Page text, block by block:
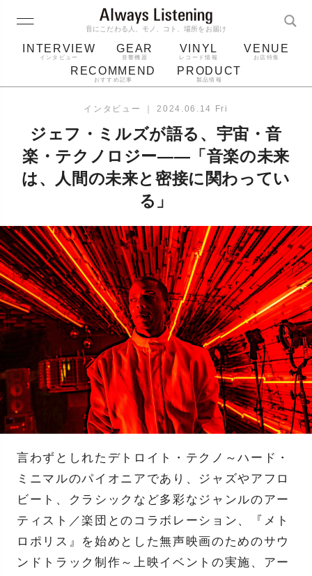
音にこだわる人、モノ、コト、場所をお届け
INTERVIEW
インタビュー
GEAR
音響機器
VINYL
レコード情報
VENUE
お店特集
RECOMMEND
おすすめ記事
PRODUCT
製品情報
bluetooth アルバム
レコード針
インタビュー ｜ 2024.06.14 Fri
ジェフ・ミルズが語る、宇宙・音
楽・テクノロジー——「音楽の未来
は、人間の未来と密接に関わってい
る」
言わずとしれたデトロイト・テクノ～ハード・
ミニマルのパイオニアであり、ジャズやアフロ
ビート、クラシックなど多彩なジャンルのアー
ティスト／楽団とのコラボレーション、『メト
ロポリス』を始めとした無声映画のためのサウ
ンドトラック制作～上映イベントの実施、アー